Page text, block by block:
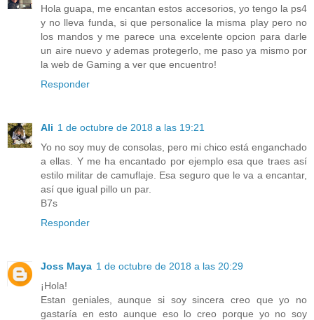
Hola guapa, me encantan estos accesorios, yo tengo la ps4
y no lleva funda, si que personalice la misma play pero no
los mandos y me parece una excelente opcion para darle
un aire nuevo y ademas protegerlo, me paso ya mismo por
la web de Gaming a ver que encuentro!
Responder
Ali 1 de octubre de 2018 a las 19:21
Yo no soy muy de consolas, pero mi chico está enganchado
a ellas. Y me ha encantado por ejemplo esa que traes así
estilo militar de camuflaje. Esa seguro que le va a encantar,
así que igual pillo un par.
B7s
Responder
Joss Maya 1 de octubre de 2018 a las 20:29
¡Hola!
Estan geniales, aunque si soy sincera creo que yo no
gastaría en esto aunque eso lo creo porque yo no soy